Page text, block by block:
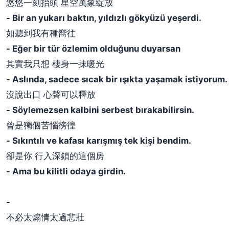
悠悠一刻抬頭 星空萬象綻放
- Bir an yukarı baktın, yıldızlı gökyüzü yeşerdi.
如聽到我有種嚮往
- Eğer bir tür özlemim olduğunu duyarsan
其實我只想 棲身一抹暖光
- Aslında, sadece sıcak bir ışıkta yaşamak istiyorum.
沒說出口 心聲可以釋放
- Söylemezsen kalbini serbest bırakabilirsin.
曾是獨個苦惱徬徨
- Sıkıntılı ve kafası karışmış tek kişi bendim.
卻是你 行入深鎖的這個房
- Ama bu kilitli odaya girdin.
-
不必太煽情太過悲壯